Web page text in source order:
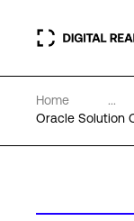
Centros de
Home ...
Oracle Solution